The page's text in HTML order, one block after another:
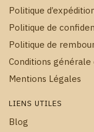
Politique
Politique de
Politique de
Conditions générale
Mentions Légales
LIENS UTILES
Blog